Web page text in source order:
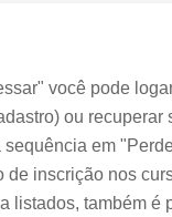
você pode
ou recuperar
sequência em
de inscrição nos
listados, também é